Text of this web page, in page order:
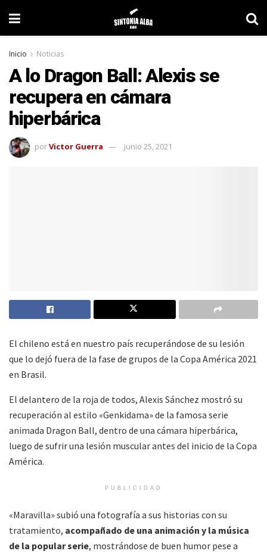
Inicio Noticias
A lo Dragon Ball: Alexis se
recupera en cámara
hiperbárica
porVictor Guerra junio 25, 2021
El chileno está en nuestro país recuperándose de su lesión
que lo dejó fuera de la fase de grupos de la Copa América 2021
en Brasil.
El delantero de la roja de todos, Alexis Sánchez mostró su
recuperación al estilo «Genkidama» de la famosa serie
animada Dragon Ball, dentro de una cámara hiperbárica,
luego de sufrir una lesión muscular antes del inicio de la Copa
América.
PUBLICIDAD
«Maravilla» subió una fotografía a sus historias con su
tratamiento, acompañado de una animación y la música
de la popular serie, mostrándose de buen humor pese a